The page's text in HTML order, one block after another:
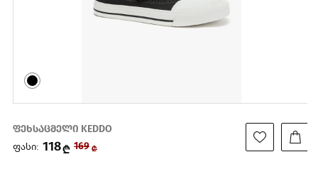
ფეხსაცმელი KEDDO
ფასი: 118₾ 169 ₾